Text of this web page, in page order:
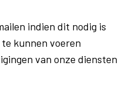
indien dit nodig is
kunnen voeren
van onze diensten